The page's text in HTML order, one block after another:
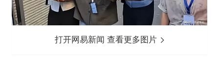
打开网易新闻 查看更多图片